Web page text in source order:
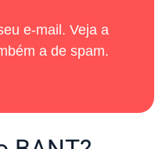
e-mail. Veja a
a de spam.